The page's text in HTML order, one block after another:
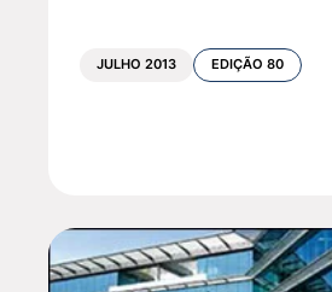
JULHO 2013 EDIÇÃO 80